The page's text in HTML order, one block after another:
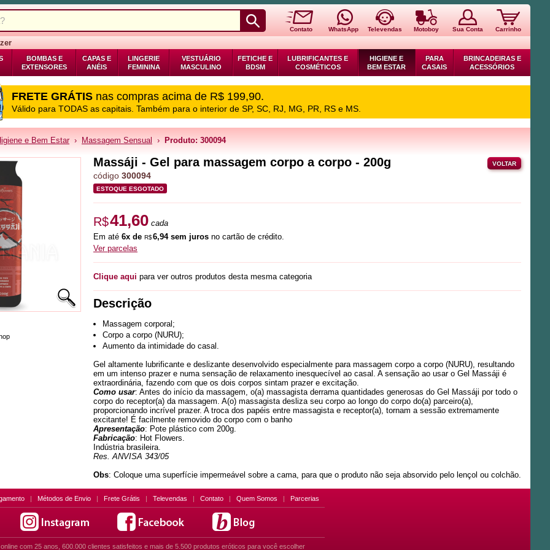
Contato WhatsApp Televendas Motoboy Sua Conta Carrinho
BOMBAS E
EXTENSORES
CAPAS E
ANÉIS
LINGERIE
FEMININA
VESTUÁRIO
MASCULINO
FETICHE E
BDSM
LUBRIFICANTES E
COSMÉTICOS
HIGIENE E
BEM ESTAR
PARA
CASAIS
BRINCADEIRAS E
ACESSÓRIOS
FRETE GRÁTIS nas compras acima de R$ 199,90.
Válido para TODAS as capitais. Também para o interior de SP, SC, RJ, MG, PR, RS e MS.
e Bem Estar› Massagem Sensual › Produto: 300094
Massáji - Gel para massagem corpo a corpo - 200g VOLTAR
código 300094
ESTOQUE ESGOTADO
R$41,60 cada
Em até 6x de R$6,94 sem jurosno cartão de crédito.
Ver parcelas
Clique aqui para ver outros produtos desta mesma categoria
Descrição
Massagem corporal;
Corpo a corpo (NURU);
Aumento da intimidade do casal.
Gel altamente lubrificante e deslizante desenvolvido especialmente para massagem corpo a corpo (NURU), resultando
em um intenso prazer e numa sensação de relaxamento inesquecível ao casal. A sensação ao usar o Gel Massáji é
extraordinária, fazendo com que os dois corpos sintam prazer e excitação.
Como usar: Antes do início da massagem, o(a) massagista derrama quantidades generosas do Gel Massáji por todo o
corpo do receptor(a) da massagem. A(o) massagista desliza seu corpo ao longo do corpo do(a) parceiro(a),
proporcionando incrível prazer. A troca dos papéis entre massagista e receptor(a), tornam a sessão extremamente
excitante! É facilmente removido do corpo com o banho
Apresentação: Pote plástico com 200g.
Fabricação: Hot Flowers.
Indústria brasileira.
Res. ANVISA 343/05
Obs: Coloque uma superfície impermeável sobre a cama, para que o produto não seja absorvido pelo lençol ou colchão.
| Métodos de Envio| Frete Grátis | Televendas | Contato| Quem Somos | Parcerias
com 25 anos, 600.000 clientes satisfeitos e mais de 5.500 produtos eróticos para você escolher